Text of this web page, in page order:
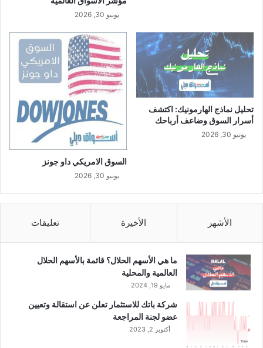
يونيو 30, 2026
تحليل نماذج الهارمونيك: اكتشف
أسرار السوق وضاعف أرباحك
يونيو 30, 2026
السوق الامريكي داو جونز
يونيو 30, 2026
الأشهر الأخيرة تعليقات
ما هي الأسهم الحلال؟ قائمة بالأسهم الحلال
العالمية والمحلية
مايو 19, 2024
شركة باتك للاستثمار تعلن عن استقالة وتعيين
عضو لجنة المراجعة
أكتوبر 2, 2023